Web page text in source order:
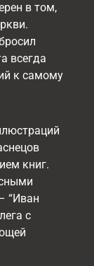
в том,
всегда
к самому
книг.
“Иван
с